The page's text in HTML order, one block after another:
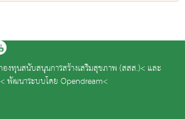
องทุนสนับสนุนการสร้างเสริมสุขภาพ (สสส.)< และ
พัฒนาระบบโดย Opendream<